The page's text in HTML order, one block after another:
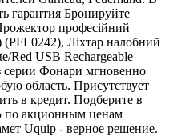
гарантия Бронируйте
професійний
Ліхтар налобний
Red USB Rechargeable
серии Фонари мгновенно
область. Присутствует
в кредит. Подберите в
по акционным ценам
Uquip - верное решение.